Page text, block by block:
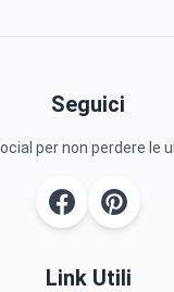
Seguici
per non perdere le
Link Utili